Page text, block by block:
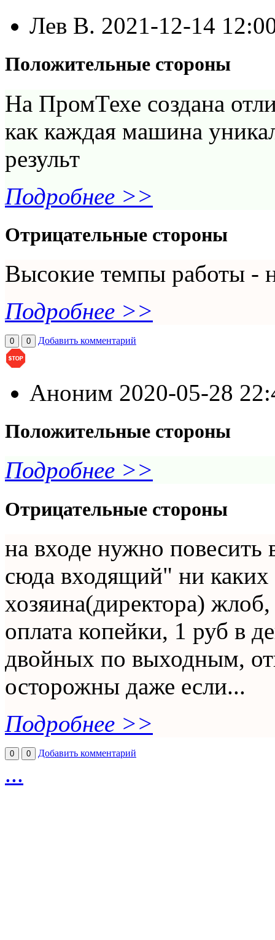
Лев В. 2021-12-14
Положительные стороны
На ПромТехе создана
как каждая машина
результ
Подробнее >>
Отрицательные стороны
Высокие темпы работы -
Подробнее >>
0 0 Добавить комментарий
Аноним 2020-05-28
Положительные стороны
Подробнее >>
Отрицательные стороны
на входе нужно повесить
сюда входящий" ни каких
хозяина(директора)
оплата копейки, 1 руб в
двойных по выходным,
осторожны даже если...
Подробнее >>
0 0 Добавить комментарий
...